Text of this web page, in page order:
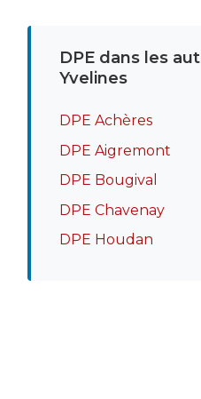
DPE dans les
Yvelines
DPE Achères
DPE Aigremont
DPE Bougival
DPE Chavenay
DPE Houdan